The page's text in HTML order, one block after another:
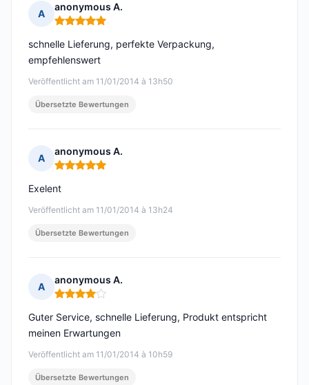
A
anonymous A.
Hinweis: 5 von 5
Veröffentlicht am 11/01/2014 à 13h50
schnelle Lieferung, perfekte Verpackung,
empfehlenswert
Übersetzte Bewertungen
A
anonymous A.
Hinweis: 5 von 5
Veröffentlicht am 11/01/2014 à 13h24
Exelent
Übersetzte Bewertungen
A
anonymous A.
Hinweis: 4 von 5
Veröffentlicht am 11/01/2014 à 10h59
Guter Service, schnelle Lieferung, Produkt entspricht
meinen Erwartungen
Übersetzte Bewertungen